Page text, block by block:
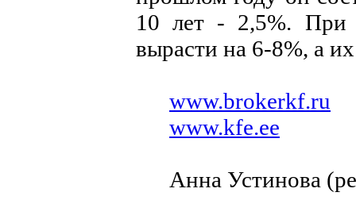
10 лет - 2,5%. При
вырасти на 6-8%, а
www.brokerkf.ru
www.kfe.ee
Анна Устинова